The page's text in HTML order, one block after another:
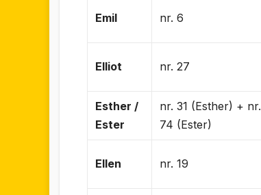
Emil nr. 6
Elliot nr. 27
Esther /
Ester
nr. 31 (Esther) + nr.
74 (Ester)
Ellen nr. 19